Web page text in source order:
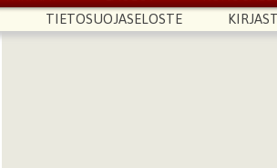
TIETOSUOJASELOSTE